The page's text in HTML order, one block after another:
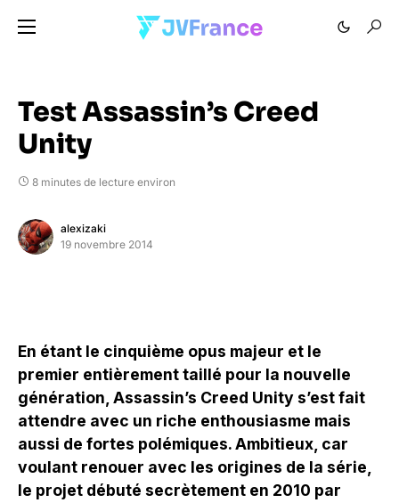
Test Assassin’s Creed
Unity
8 minutes de lecture environ
alexizaki
19 novembre 2014
En étant le cinquième opus majeur et le
premier entièrement taillé pour la nouvelle
génération, Assassin’s Creed Unity s’est fait
attendre avec un riche enthousiasme mais
aussi de fortes polémiques. Ambitieux, car
voulant renouer avec les origines de la série,
le projet débuté secrètement en 2010 par